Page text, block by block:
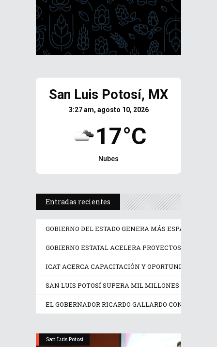
San Luis Potosí, MX
3:27 am, agosto 10, 2026
17°C
Nubes
Entradas recientes
GOBIERNO DEL ESTADO GENERA MÁS ESPACIOS
GOBIERNO ESTATAL ACELERA PROYECTOS
ICAT ACERCA CAPACITACIÓN Y OPORTUNIDADES
SAN LUIS POTOSÍ SUPERA MIL MILLONES DE
EL GOBERNADOR RICARDO GALLARDO CONSOLIDA
San Luis Potosí